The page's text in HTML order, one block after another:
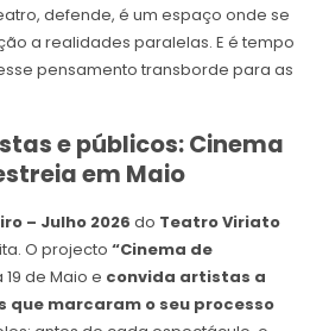
defende, é um espaço onde se
a realidades paralelas. E é tempo
pensamento transborde para as
e públicos: Cinema
em Maio
– Julho 2026 do Teatro Viriato
O projecto “Cinema de
de Maio e convida artistas a
que marcaram o seu processo